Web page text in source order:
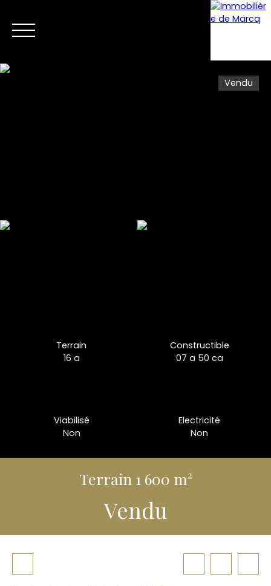
Vendu
Terrain
16 a
Constructible
07 a 50 ca
Viabilisé
Non
Electricité
Non
Terrain 1 600 m²
Vendu